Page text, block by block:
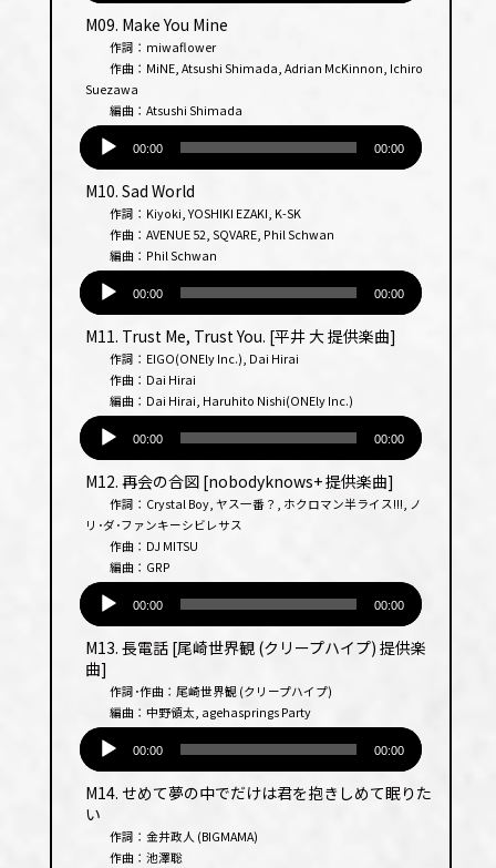
レーM09. Make You Mine
作詞：miwaflower
作曲：MiNE, Atsushi Shimada, Adrian McKinnon, Ichiro
Suezawa
編曲：Atsushi Shimada
レー
00:00 00:00
M10. Sad World
作詞：Kiyoki, YOSHIKI EZAKI, K-SK
作曲：AVENUE 52, SQVARE, Phil Schwan
編曲：Phil Schwan
レー
00:00 00:00
M11. Trust Me, Trust You. [平井 大 提供楽曲]
作詞：EIGO(ONEly Inc.), Dai Hirai
作曲：Dai Hirai
編曲：Dai Hirai, Haruhito Nishi(ONEly Inc.)
レー
ヤー
00:00 00:00
M12. 再会の合図 [nobodyknows+ 提供楽曲]
作詞：Crystal Boy, ヤス一番？, ホクロマン半ライス!!!, ノ
リ･ダ･ファンキーシビレサス
作曲：DJ MITSU
編曲：GRP
レー
ヤー
00:00 00:00
M13. 長電話 [尾崎世界観 (クリープハイプ) 提供楽
曲]
作詞･作曲：尾崎世界観 (クリープハイプ)
編曲：中野領太, agehasprings Party
レー
00:00 00:00
M14. せめて夢の中でだけは君を抱きしめて眠りた
い
作詞：金井政人 (BIGMAMA)
作曲：池澤聡